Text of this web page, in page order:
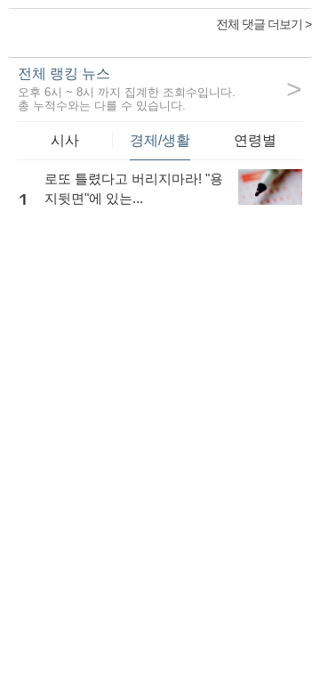
전체 댓글 더보기 >
전체 랭킹 뉴스
오후 6시 ~ 8시 까지 집계한 조회수입니다.
총 누적수와는 다를 수 있습니다.
>
시사 경제/생활 연령별
1
로또 틀렸다고 버리지마라! "용
지뒷면"에 있는...